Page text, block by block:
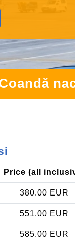
Price (all
380.00 EUR
551.00 EUR
585.00 EUR